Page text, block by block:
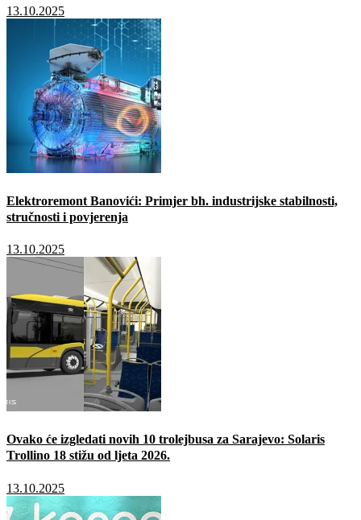
13.10.2025
Elektroremont Banovići: Primjer bh. industrijske stabilnosti,
stručnosti i povjerenja
13.10.2025
Ovako će izgledati novih 10 trolejbusa za Sarajevo: Solaris
Trollino 18 stižu od ljeta 2026.
13.10.2025